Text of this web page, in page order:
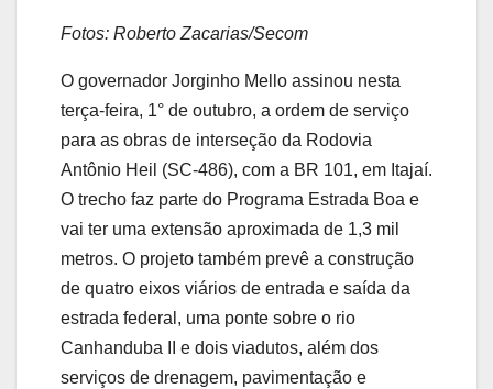
Fotos: Roberto Zacarias/Secom
O governador Jorginho Mello assinou nesta
terça-feira, 1° de outubro, a ordem de serviço
para as obras de interseção da Rodovia
Antônio Heil (SC-486), com a BR 101, em Itajaí.
O trecho faz parte do Programa Estrada Boa e
vai ter uma extensão aproximada de 1,3 mil
metros. O projeto também prevê a construção
de quatro eixos viários de entrada e saída da
estrada federal, uma ponte sobre o rio
Canhanduba II e dois viadutos, além dos
serviços de drenagem, pavimentação e